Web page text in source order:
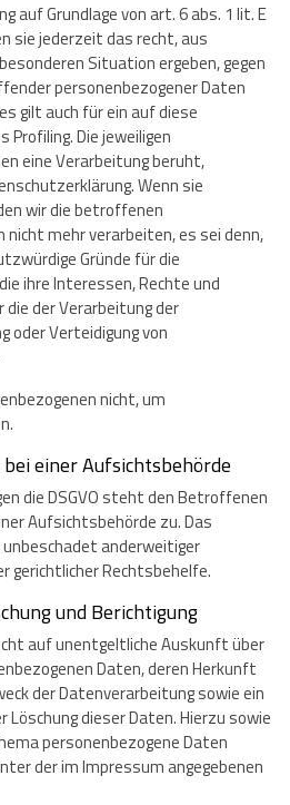
auf Grundlage von art. 6 abs. 1 lit. E
sie jederzeit das recht, aus
Situation ergeben, gegen
personenbezogener Daten
gilt auch für ein auf diese
Die jeweiligen
eine Verarbeitung beruht,
Wenn sie
wir die betroffenen
mehr verarbeiten, es sei denn,
Gründe für die
ihre Interessen, Rechte und
der Verarbeitung der
oder Verteidigung von
nicht, um
einer Aufsichtsbehörde
die DSGVO steht den Betroffenen
Aufsichtsbehörde zu. Das
anderweitiger
gerichtlicher Rechtsbehelfe.
und Berichtigung
auf unentgeltliche Auskunft über
Daten, deren Herkunft
der Datenverarbeitung sowie ein
Löschung dieser Daten. Hierzu sowie
personenbezogene Daten
der im Impressum angegebenen